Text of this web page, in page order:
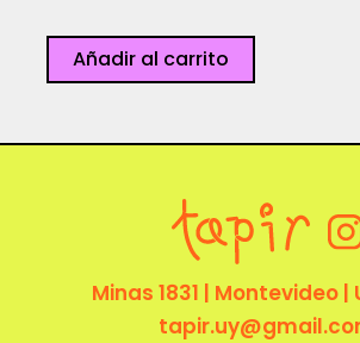
Arboretum
cantidad
Añadir al carrito
Minas 1831 | Montevideo |